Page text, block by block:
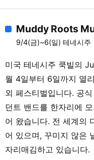
Muddy Roots
9/4(금)~6(일) 테네시주
미국 테네시주 쿡빌의
월 4일부터 6일까지 열
외 페스티벌입니다. 공
던트 밴드를 한자리에
어 왔습니다. 전 세계의
어 있으며, 꾸미지 않은
자리매김하고 있습니다.